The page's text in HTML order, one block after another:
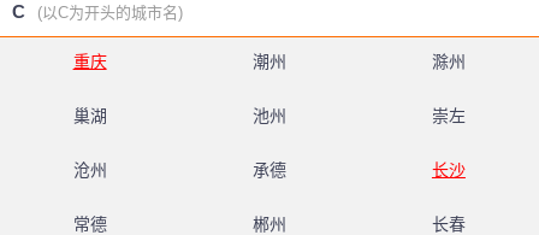
C (以C为开头的城市名)
重庆 潮州 滁州
巢湖 池州 崇左
沧州 承德 长沙
常德 郴州 长春